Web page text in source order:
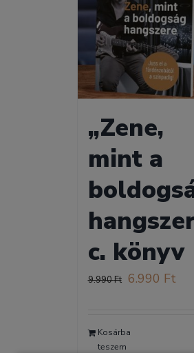
„Zene,
mint a
c. könyv
9.990Ft Original
9.990 Ft.
6.990 Ft
Kosárba
teszem